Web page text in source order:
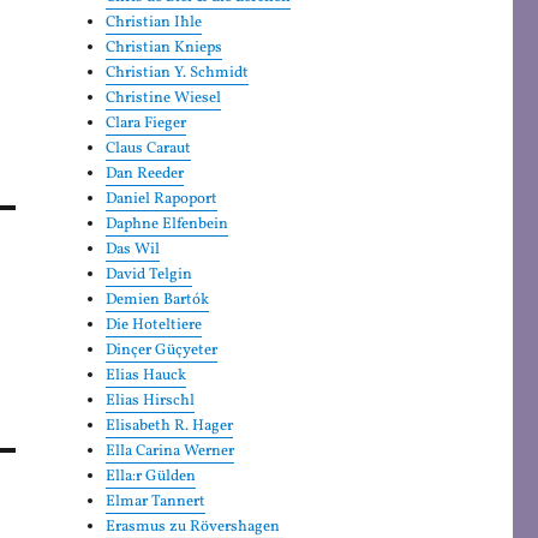
Christian Ihle
Christian Knieps
Christian Y. Schmidt
Christine Wiesel
Clara Fieger
Claus Caraut
Dan Reeder
Daniel Rapoport
Daphne Elfenbein
Das Wil
David Telgin
Demien Bartók
Die Hoteltiere
Dinçer Güçyeter
Elias Hauck
Elias Hirschl
Elisabeth R. Hager
Ella Carina Werner
Ella:r Gülden
Elmar Tannert
Erasmus zu Rövershagen